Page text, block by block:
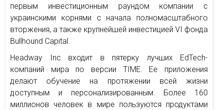
первым инвестиционным раундом компании с
украинскими корнями с начала полномасштабного
вторжения, а также крупнейшей инвестицией VI фонда
Bullhound Capital.
Headway Inc входит в пятерку лучших EdTech-
компаний мира по версии TIME. Ее приложения
делают обучение на протяжении всей жизни
доступным и персонализированным. Более 160
миллионов человек в мире пользуются продуктами